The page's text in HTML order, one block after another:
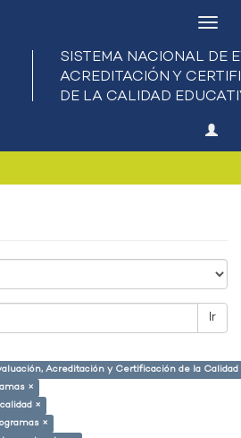
Ir
Acreditación y Certificación de la
×
×
×